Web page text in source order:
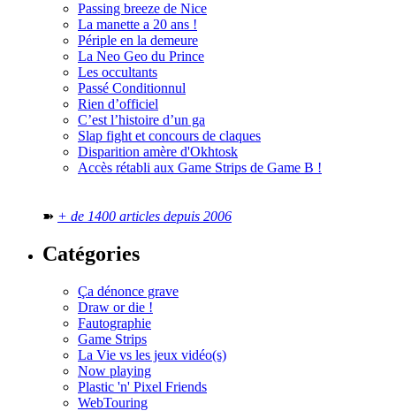
Passing breeze de Nice
La manette a 20 ans !
Périple en la demeure
La Neo Geo du Prince
Les occultants
Passé Conditionnul
Rien d’officiel
C’est l’histoire d’un ga
Slap fight et concours de claques
Disparition amère d'Okhtosk
Accès rétabli aux Game Strips de Game B !
➽ + de 1400 articles depuis 2006
Catégories
Ça dénonce grave
Draw or die !
Fautographie
Game Strips
La Vie vs les jeux vidéo(s)
Now playing
Plastic 'n' Pixel Friends
WebTouring